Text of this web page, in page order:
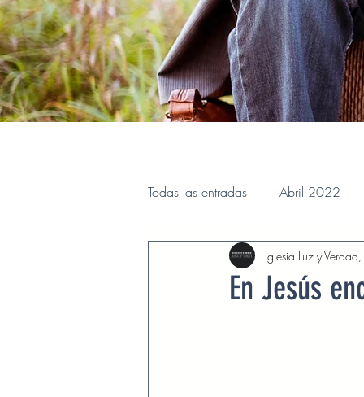
Todas las entradas Abril 2022
Agosto 2022 Septiembre
En Jesús
Iglesia Luz y